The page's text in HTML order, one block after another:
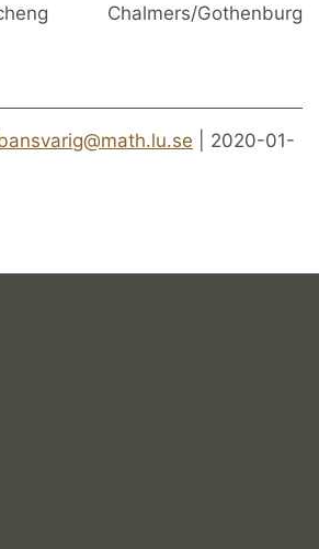
Chalmers/Gothenburg
| 2020-01-